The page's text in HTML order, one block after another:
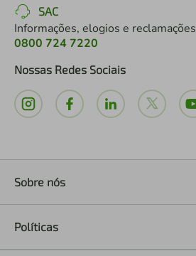
SAC
Informações, elogios e reclamações
0800 724 7220
Nossas Redes Sociais
Sobre nós
Políticas